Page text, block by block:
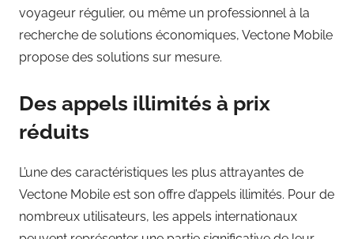
voyageur régulier, ou même un professionnel à la
recherche de solutions économiques, Vectone Mobile
propose des solutions sur mesure.
Des appels illimités à prix
réduits
L’une des caractéristiques les plus attrayantes de
Vectone Mobile est son offre d’appels illimités. Pour de
nombreux utilisateurs, les appels internationaux